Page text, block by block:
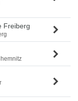
Freiberg